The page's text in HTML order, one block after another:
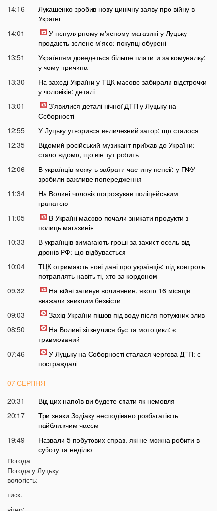
14:16
Лукашенко зробив нову цинічну заяву про війну в
Україні
14:01
У популярному м'ясному магазині у Луцьку
продають зелене м'ясо: покупці обурені
13:51
Українцям доведеться більше платити за комуналку:
у чому причина
13:30
На заході України у ТЦК масово забирали відстрочки
у чоловіків: деталі
13:01
Зʼявилися деталі нічної ДТП у Луцьку на
Соборності
12:55
У Луцьку утворився величезний затор: що сталося
12:35
Відомий російський музикант приїхав до України:
стало відомо, що він тут робить
12:06
В українців можуть забрати частину пенсії: у ПФУ
зробили важливе попередження
11:34
На Волині чоловік погрожував поліцейським
гранатою
11:05
В Україні масово почали зникати продукти з
полиць магазинів
10:33
В українців вимагають гроші за захист осель від
дронів РФ: що відбувається
10:04
ТЦК отримають нові дані про українців: під контроль
потраплять навіть ті, хто за кордоном
09:32
На війні загинув волинянин, якого 16 місяців
вважали зниклим безвісти
09:03
Захід України пішов під воду після потужних злив
08:50
На Волині зіткнулися бус та мотоцикл: є
травмований
07:46
У Луцьку на Соборності сталася чергова ДТП: є
постраждалі
07 СЕРПНЯ
20:31
Від цих напоїв ви будете спати як немовля
20:17
Три знаки Зодіаку несподівано розбагатіють
найближчим часом
19:49
Назвали 5 побутових справ, які не можна робити в
суботу та неділю
19:30
19:15
18:52
Погода
Погода у Луцьку
вологість:
тиск: